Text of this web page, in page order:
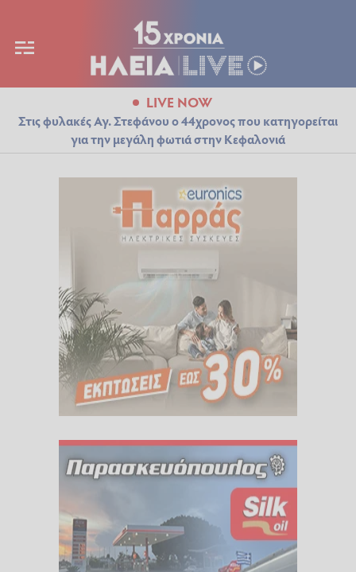
LIVE NOW
Στις φυλακές Αγ. Στεφάνου ο 44χρονος που κατηγορείται
για την μεγάλη φωτιά στην Κεφαλονιά